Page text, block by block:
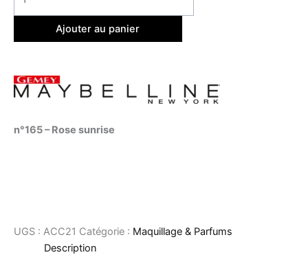
Ajouter au panier
n°165 – Rose sunrise
UGS : ACC21 Catégorie : Maquillage & Parfums
Description